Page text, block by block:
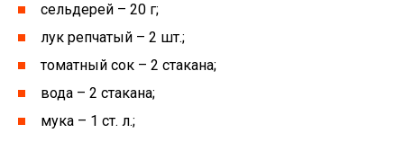
сельдерей – 20 г;
лук репчатый – 2 шт.;
томатный сок – 2 стакана;
вода – 2 стакана;
мука – 1 ст. л.;